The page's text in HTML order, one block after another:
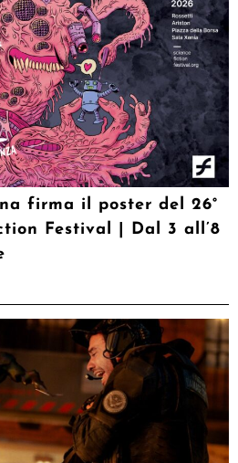
firma il poster del 26°
Festival | Dal 3 all’8